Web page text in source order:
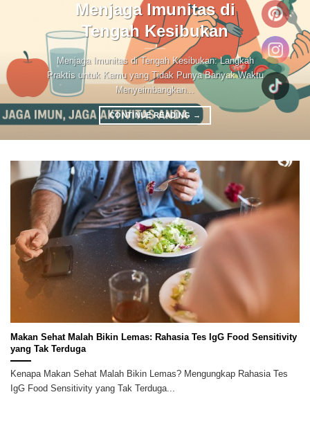
Menjaga Imunitas di
Tengah Kesibukan
Menjaga Imunitas di Tengah Kesibukan: Langkah
Praktis untuk Kamu yang Tidak Punya Banyak Waktu
Menyeimbangkan...
CONTINUE READING →
Makan Sehat Malah Bikin Lemas: Rahasia Tes IgG Food Sensitivity
yang Tak Terduga
Kenapa Makan Sehat Malah Bikin Lemas? Mengungkap Rahasia Tes
IgG Food Sensitivity yang Tak Terduga...